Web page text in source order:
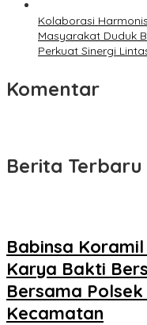
Kolaborasi
Masyarakat Duduk
Perkuat Sinergi
Komentar
Berita Terbaru
Babinsa
Karya Bakti
Bersama
Kecamatan